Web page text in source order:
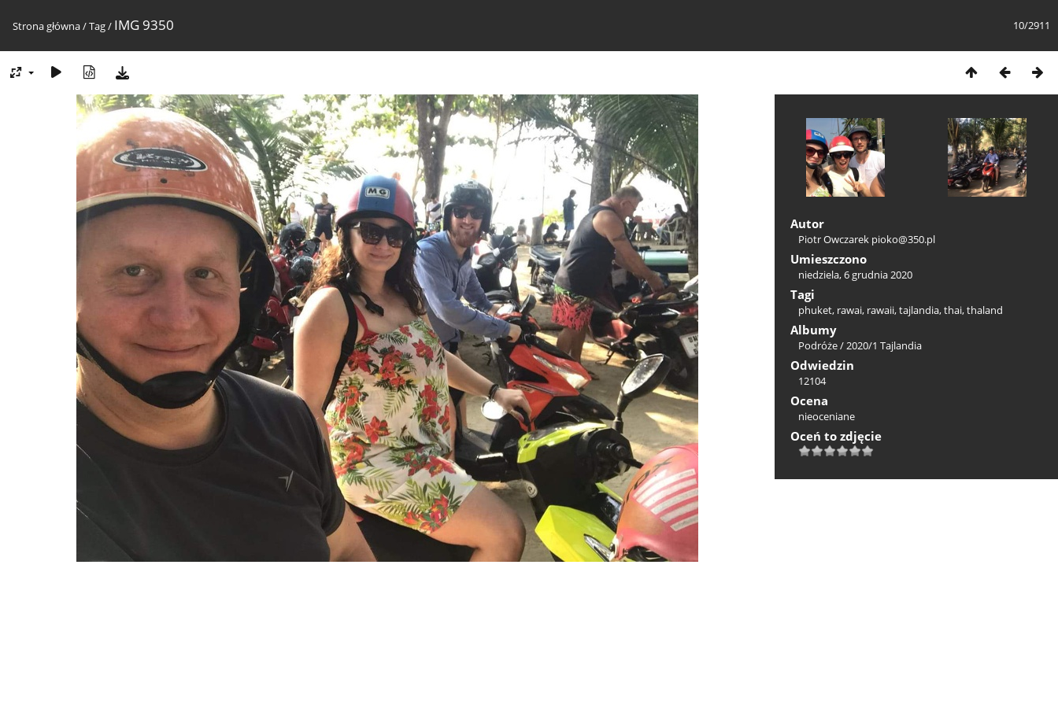
10/2911
Strona główna/Tag/ IMG 9350
Autor
Piotr Owczarek pioko@350.pl
Umieszczono
niedziela, 6 grudnia 2020
Tagi
phuket, rawai, rawaii,tajlandia,thai,thaland
Albumy
Podróże/2020/1 Tajlandia
Odwiedzin
12104
Ocena
nieoceniane
Oceń to zdjęcie